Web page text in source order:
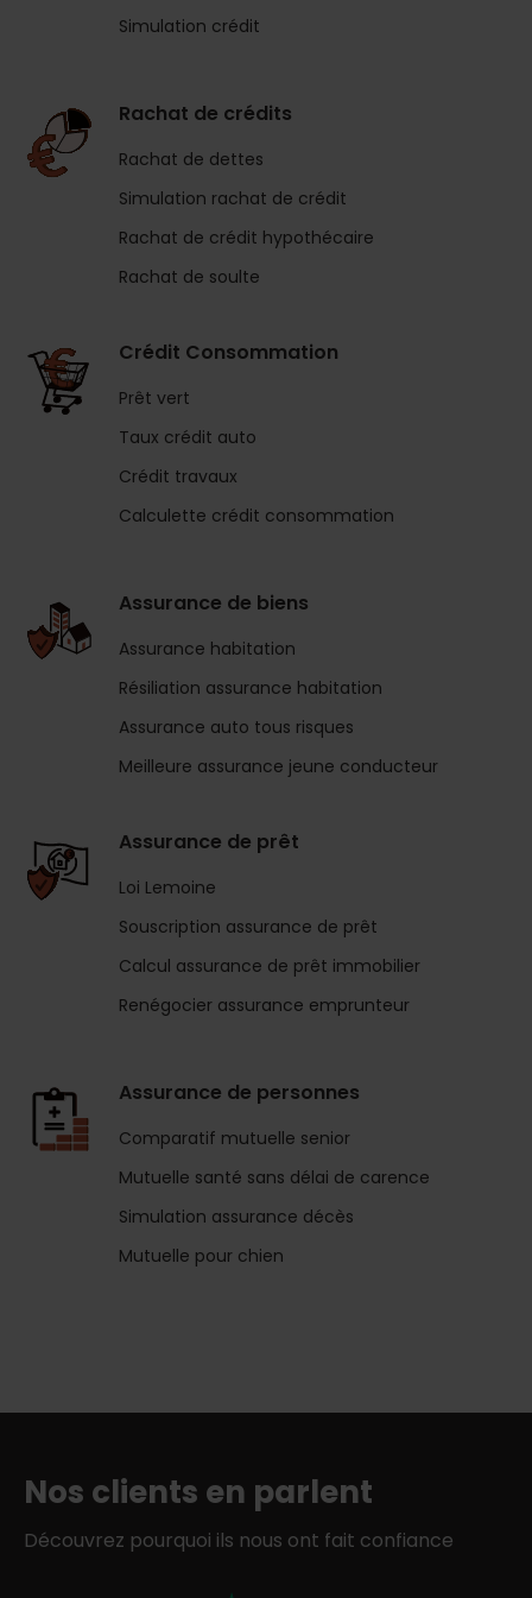
Simulation crédit
Rachat de crédits
Rachat de dettes
Simulation rachat de crédit
Rachat de crédit hypothécaire
Rachat de soulte
Crédit Consommation
Prêt vert
Taux crédit auto
Crédit travaux
Calculette crédit consommation
Assurance de biens
Assurance habitation
Résiliation assurance habitation
Assurance auto tous risques
Meilleure assurance jeune conducteur
Assurance de prêt
Loi Lemoine
Souscription assurance de prêt
Calcul assurance de prêt immobilier
Renégocier assurance emprunteur
Assurance de personnes
Comparatif mutuelle senior
Mutuelle santé sans délai de carence
Simulation assurance décès
Mutuelle pour chien
Nos clients en parlent
Découvrez pourquoi ils nous ont fait confiance